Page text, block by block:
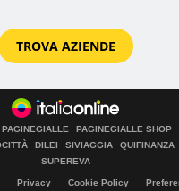
TROVA AZIENDE
PAGINEGIALLE PAGINEGIALLE SHOP
DILEI SIVIAGGIA QUIFINANZA
SUPEREVA
Privacy Cookie Policy